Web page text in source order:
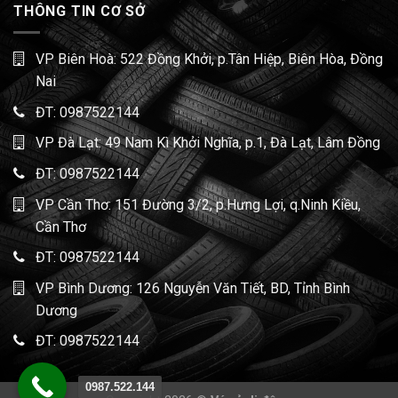
THÔNG TIN CƠ SỞ
VP Biên Hoà: 522 Đồng Khởi, p.Tân Hiệp, Biên Hòa, Đồng
Nai
ĐT: 0987522144
VP Đà Lạt: 49 Nam Kì Khởi Nghĩa, p.1, Đà Lạt, Lâm Đồng
ĐT:0987522144
VP Cần Thơ: 151 Đường 3/2, p.Hưng Lợi, q.Ninh Kiều,
Cần Thơ
ĐT: 0987522144
VP Bình Dương: 126 Nguyễn Văn Tiết, BD, Tỉnh Bình
Dương
ĐT: 0987522144
0987.522.144